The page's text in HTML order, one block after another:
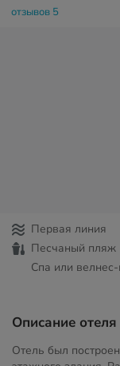
отзывов 5
Первая линия
Песчаный пляж
Спа или
Описание
Отель был